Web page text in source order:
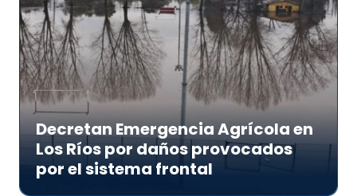
Decretan Emergencia Agrícola en
Los Ríos por daños provocados
por el sistema frontal